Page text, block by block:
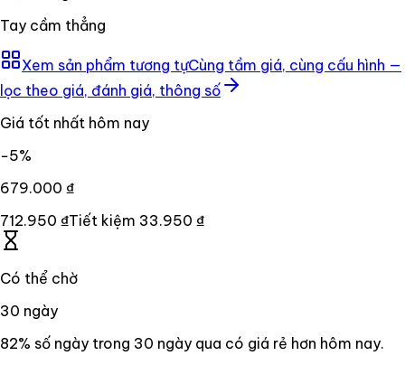
Tay cầm thẳng
Xem sản phẩm tương tựCùng tầm giá, cùng cấu hình —
lọc theo giá, đánh giá, thông số
Giá tốt nhất hôm nay
−5%
679.000 ₫
712.950 ₫Tiết kiệm 33.950 ₫
Có thể chờ
30 ngày
82% số ngày trong 30 ngày qua có giá rẻ hơn hôm nay.